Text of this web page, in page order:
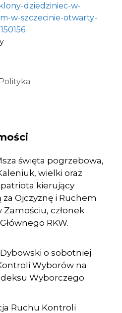
dziedziniec-w-
w-szczecinie-otwarty-
święta pogrzebowa,
wielki oraz
kierujący
Ojczyznę i Ruchem
członek
RKW.
o sobotniej
Wyborów na
Wyborczego
Ruchu Kontroli